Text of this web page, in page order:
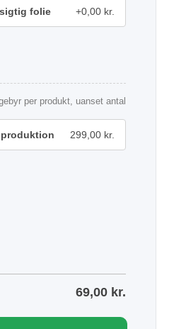
folie +0,00 kr.
per produkt, uanset antal
299,00 kr.
69,00 kr.